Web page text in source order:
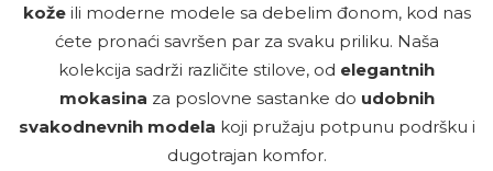
kožeili moderne modele sa debelim đonom, kod nas
ćete pronaći savršen par za svaku priliku. Naša
kolekcija sadrži različite stilove, od elegantnih
mokasina za poslovne sastanke do udobnih
svakodnevnih modela koji pružaju potpunu podršku i
dugotrajan komfor.